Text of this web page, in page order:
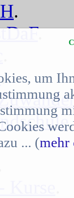
.
.
.
.
um
... (mehr